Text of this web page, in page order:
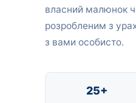
власний малюнок
розробленим з
з вами особисто.
25+